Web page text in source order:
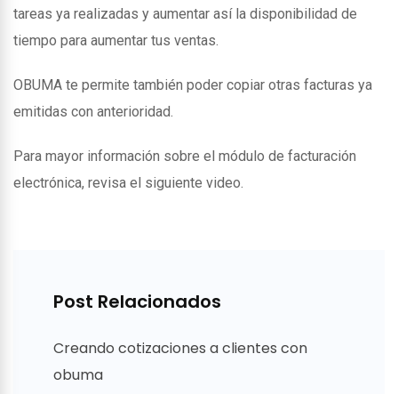
tareas ya realizadas y aumentar así la disponibilidad de
tiempo para aumentar tus ventas.
OBUMA te permite también poder copiar otras facturas ya
emitidas con anterioridad.
Para mayor información sobre el módulo de facturación
electrónica, revisa el siguiente video.
Post Relacionados
Creando cotizaciones a clientes con
obuma